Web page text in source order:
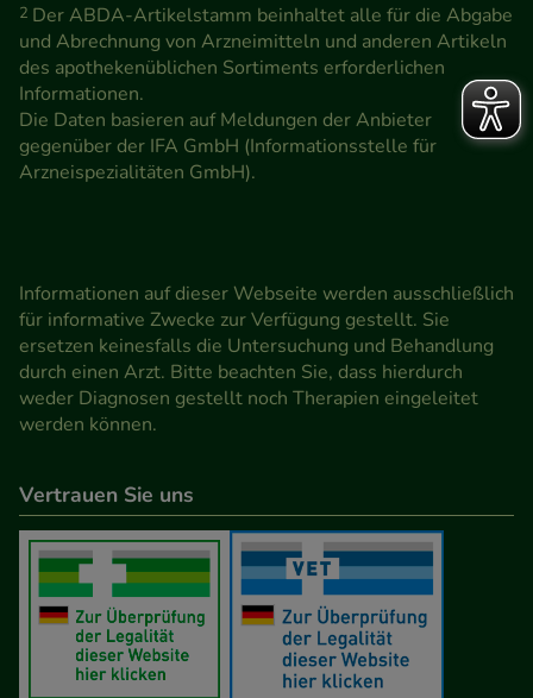
2 Der ABDA-Artikelstamm beinhaltet alle für die Abgabe
und Abrechnung von Arzneimitteln und anderen Artikeln
des apothekenüblichen Sortiments erforderlichen
Informationen.
Die Daten basieren auf Meldungen der Anbieter
gegenüber der IFA GmbH (Informationsstelle für
Arzneispezialitäten GmbH).
Informationen auf dieser Webseite werden ausschließlich
für informative Zwecke zur Verfügung gestellt. Sie
ersetzen keinesfalls die Untersuchung und Behandlung
durch einen Arzt. Bitte beachten Sie, dass hierdurch
weder Diagnosen gestellt noch Therapien eingeleitet
werden können.
Vertrauen Sie uns